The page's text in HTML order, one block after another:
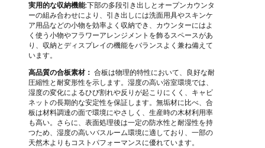
実用的な収納機能:下部の多段引き出しとオープンカウンタ
ーの組み合わせにより、引き出しには洗面用具やスキンケ
ア用品などの小物を効率よく収納でき、カウンターにはよ
く使う小物やフラワーアレンジメントを飾るスペースがあ
り、収納とディスプレイの機能をバランスよく兼ね備えて
います。
高品質の合板素材： 合板は物理的特性において、良好な耐
圧縮性と耐変形性を示します。湿度の高い浴室環境では、
湿度の変化によるひび割れや反りが起こりにくく、キャビ
ネットの長期的な安定性を保証します。無垢材に比べ、合
板は材料調達の面で環境にやさしく、生産時の木材利用率
も高い。さらに、表面処理後は一定の防水性と耐湿性を持
つため、湿度の高いバスルーム環境に適しており、一部の
天然木よりもコストパフォーマンスに優れています。